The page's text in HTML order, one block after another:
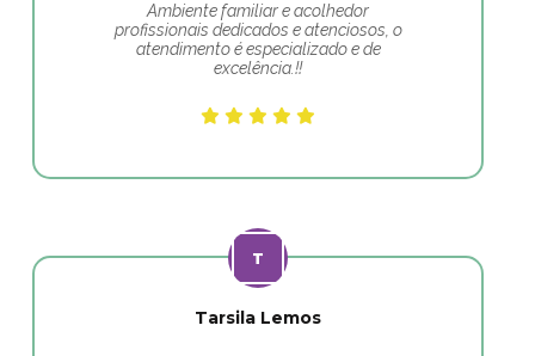
Ambiente familiar e acolhedor
profissionais dedicados e atenciosos, o
atendimento é especializado e de
excelência.!!
Tarsila Lemos